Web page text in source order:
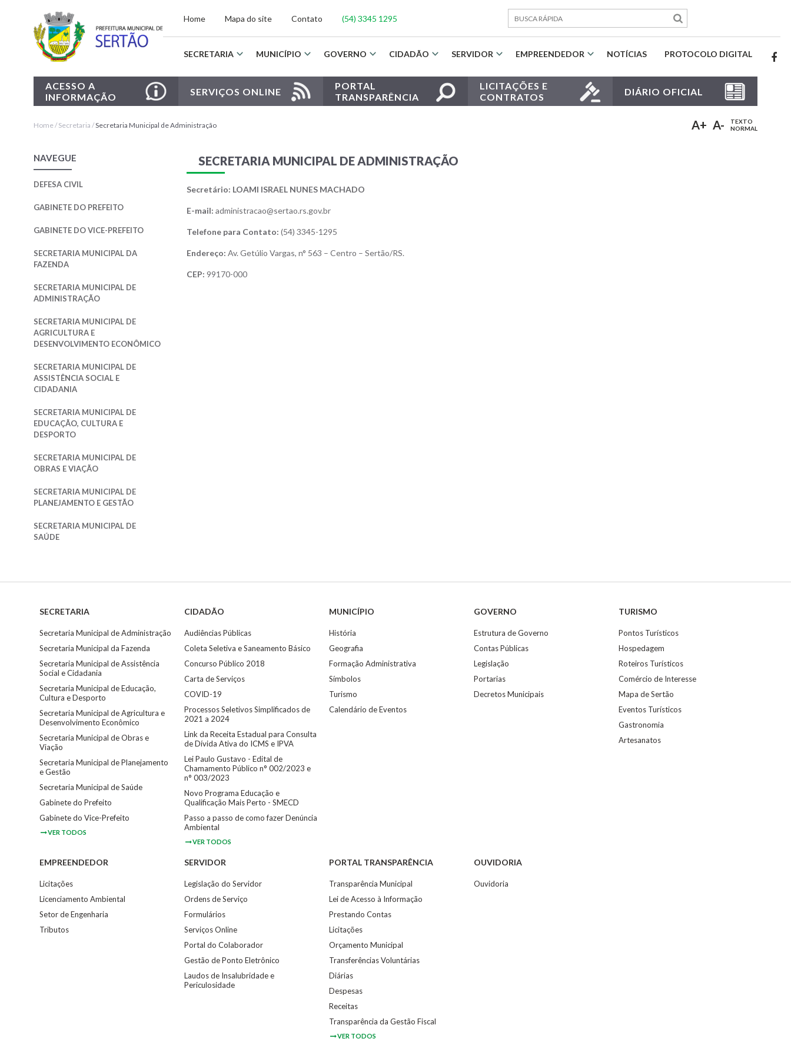
Prefeito
Municipal
Secretaria
Municipal
Agricultura
Secretaria
Assistência
Cidadania
Secretaria
Educação,
Desporto
e
Planejamento
Secretaria
Home Mapa do site Contato (54) 3345 1295
SECRETARIA MUNICÍPIO GOVERNO CIDADÃO SERVIDOR EMPREENDEDOR NOTÍCIAS PROTOCOLO DIGITAL
ACESSO A
INFORMAÇÃO
SERVIÇOS ONLINE
PORTAL
TRANSPARÊNCIA
LICITAÇÕES E
CONTRATOS
DIÁRIO OFICIAL
Home/Secretaria /Secretaria Municipal de Administração A+ A-
TEXTO
NORMAL
NAVEGUE
DEFESA CIVIL
GABINETE DO PREFEITO
GABINETE DO VICE-PREFEITO
SECRETARIA MUNICIPAL DA
FAZENDA
SECRETARIA MUNICIPAL DE
ADMINISTRAÇÃO
SECRETARIA MUNICIPAL DE
AGRICULTURA E
DESENVOLVIMENTO ECONÔMICO
SECRETARIA MUNICIPAL DE
ASSISTÊNCIA SOCIAL E
CIDADANIA
SECRETARIA MUNICIPAL DE
EDUCAÇÃO, CULTURA E
DESPORTO
SECRETARIA MUNICIPAL DE
OBRAS E VIAÇÃO
SECRETARIA MUNICIPAL DE
PLANEJAMENTO E GESTÃO
SECRETARIA MUNICIPAL DE
SAÚDE
SECRETARIA MUNICIPAL DE ADMINISTRAÇÃO
Secretário: LOAMI ISRAEL NUNES MACHADO
E-mail: administracao@sertao.rs.gov.br
Telefone para Contato: (54) 3345-1295
Endereço: Av. Getúlio Vargas, n° 563 – Centro – Sertão/RS.
CEP: 99170-000
SECRETARIA
Secretaria Municipal de Administração
Secretaria Municipal da Fazenda
Secretaria Municipal de Assistência
Social e Cidadania
Secretaria Municipal de Educação,
Cultura e Desporto
Secretaria Municipal de Agricultura e
Desenvolvimento Econômico
Secretaria Municipal de Obras e
Viação
Secretaria Municipal de Planejamento
e Gestão
Secretaria Municipal de Saúde
Gabinete do Prefeito
Gabinete do Vice-Prefeito
VER TODOS
CIDADÃO
Audiências Públicas
Coleta Seletiva e Saneamento Básico
Concurso Público 2018
Carta de Serviços
COVID-19
Processos Seletivos Simplificados de
2021 a 2024
Link da Receita Estadual para Consulta
de Dívida Ativa do ICMS e IPVA
Lei Paulo Gustavo - Edital de
Chamamento Público n° 002/2023 e
n° 003/2023
Novo Programa Educação e
Qualificação Mais Perto - SMECD
Passo a passo de como fazer Denúncia
Ambiental
VER TODOS
MUNICÍPIO
História
Geografia
Formação Administrativa
Símbolos
Turismo
Calendário de Eventos
GOVERNO
Estrutura de Governo
Contas Públicas
Legislação
Portarias
Decretos Municipais
TURISMO
Pontos Turísticos
Hospedagem
Roteiros Turísticos
Comércio de Interesse
Mapa de Sertão
Eventos Turísticos
Gastronomia
Artesanatos
EMPREENDEDOR
Licitações
Licenciamento Ambiental
Setor de Engenharia
Tributos
SERVIDOR
Legislação do Servidor
Ordens de Serviço
Formulários
Serviços Online
Portal do Colaborador
Gestão de Ponto Eletrônico
Laudos de Insalubridade e
Periculosidade
PORTAL TRANSPARÊNCIA
Transparência Municipal
Lei de Acesso à Informação
Prestando Contas
Licitações
Orçamento Municipal
Transferências Voluntárias
Diárias
Despesas
Receitas
Transparência da Gestão Fiscal
VER TODOS
OUVIDORIA
Ouvidoria